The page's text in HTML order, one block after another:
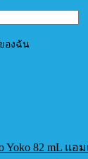
องฉัน
Yoko 82 mL แ